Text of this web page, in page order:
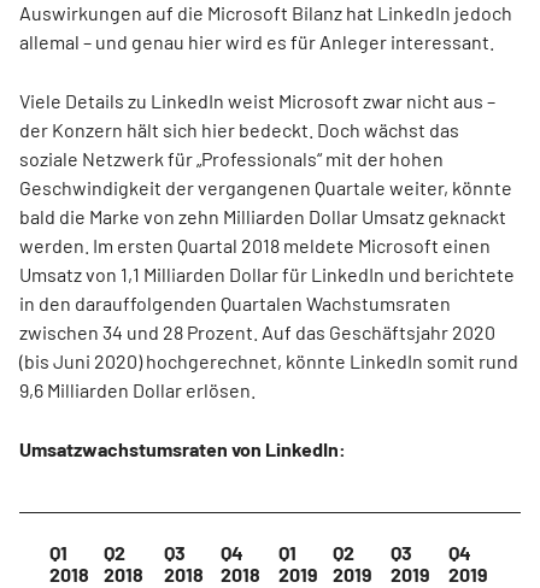
Auswirkungen auf die Microsoft Bilanz hat LinkedIn jedoch
allemal – und genau hier wird es für Anleger interessant.
Viele Details zu LinkedIn weist Microsoft zwar nicht aus –
der Konzern hält sich hier bedeckt. Doch wächst das
soziale Netzwerk für „Professionals“ mit der hohen
Geschwindigkeit der vergangenen Quartale weiter, könnte
bald die Marke von zehn Milliarden Dollar Umsatz geknackt
werden. Im ersten Quartal 2018 meldete Microsoft einen
Umsatz von 1,1 Milliarden Dollar für LinkedIn und berichtete
in den darauffolgenden Quartalen Wachstumsraten
zwischen 34 und 28 Prozent. Auf das Geschäftsjahr 2020
(bis Juni 2020) hochgerechnet, könnte LinkedIn somit rund
9,6 Milliarden Dollar erlösen.
Umsatzwachstumsraten von LinkedIn:
Q1
2018
Q2
2018
Q3
2018
Q4
2018
Q1
2019
Q2
2019
Q3
2019
Q4
2019